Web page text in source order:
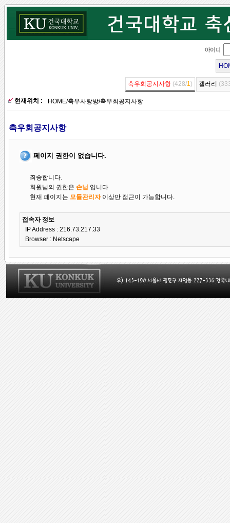
축우회공지사항 (428/1) 갤러리
현재위치 : HOME/축우사랑방/축우회공지사항
축우회공지사항
페이지 권한이 없습니다.
죄송합니다.
회원님의 권한은 손님 입니다
현재 페이지는 모듈관리자이상만 접근이 가능합니다.
접속자 정보
IP Address : 216.73.217.33
Browser : Netscape